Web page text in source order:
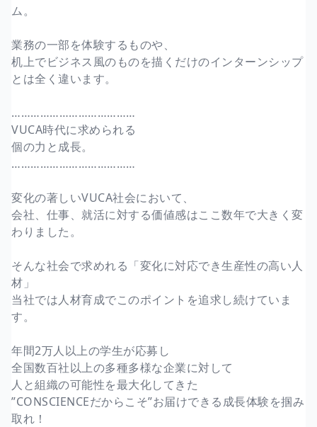
ム。
業務の一部を体験するものや、
机上でビジネス風のものを描くだけのインターンシップ
とは全く違います。
…………………………………
VUCA時代に求められる
個の力と成長。
…………………………………
変化の著しいVUCA社会において、
会社、仕事、就活に対する価値感はここ数年で大きく変
わりました。
そんな社会で求めれる「変化に対応でき生産性の高い人
材」
当社では人材育成でこのポイントを追求し続けていま
す。
年間2万人以上の学生が応募し
全国数百社以上の多種多様な企業に対して
人と組織の可能性を最大化してきた
”CONSCIENCEだからこそ”お届けできる成長体験を掴み
取れ！